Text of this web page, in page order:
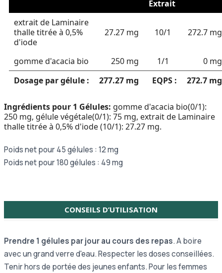
Extrait
extrait de Laminaire
thalle titrée à 0,5%
d'iode
27.27 mg 10/1 272.7 mg
gomme d'acacia bio 250 mg 1/1
0 mg
Dosage par gélule :
277.27 mg EQPS : 272.7 mg
Ingrédients pour 1 Gélules: gomme d'acacia bio(0/1):
250 mg, gélule végétale(0/1): 75 mg, extrait de Laminaire
thalle titrée à 0,5% d'iode (10/1): 27.27 mg.
Poids net pour 45 gélules : 12 mg
Poids net pour 180 gélules : 49 mg
CONSEILS D’UTILISATION
Prendre 1 gélules par jour au cours des repas. A boire
avec un grand verre d'eau. Respecter les doses conseillées.
Tenir hors de portée des jeunes enfants. Pour les femmes